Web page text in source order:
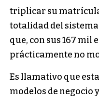
triplicar su
totalidad del
que, con sus 167 mil
prácticamente no
Es llamativo que
modelos de negocio